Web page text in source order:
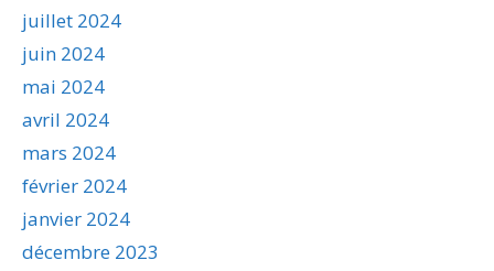
juillet 2024
juin 2024
mai 2024
avril 2024
mars 2024
février 2024
janvier 2024
décembre 2023